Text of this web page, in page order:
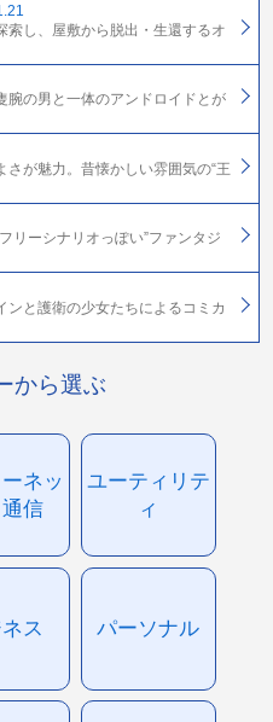
索し、屋敷から脱出・生還するオ
腕の男と一体のアンドロイドとが
が魅力。昔懐かしい雰囲気の“王
リーシナリオっぽい”ファンタジ
と護衛の少女たちによるコミカ
から選ぶ
ネッ
通信
ユーティリテ
ィ
ス パーソナル